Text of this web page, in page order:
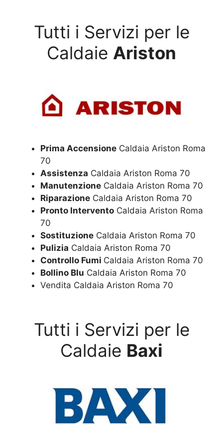
Tutti i Servizi per le
Caldaie Ariston
Prima Accensione Caldaia Ariston Roma
70
Assistenza Caldaia Ariston Roma 70
Manutenzione Caldaia Ariston Roma 70
Riparazione Caldaia Ariston Roma 70
Pronto Intervento Caldaia Ariston Roma
70
Sostituzione Caldaia Ariston Roma 70
Pulizia Caldaia Ariston Roma 70
Controllo Fumi Caldaia Ariston Roma 70
Bollino Blu Caldaia Ariston Roma 70
Vendita Caldaia Ariston Roma 70
Tutti i Servizi per le
Caldaie Baxi